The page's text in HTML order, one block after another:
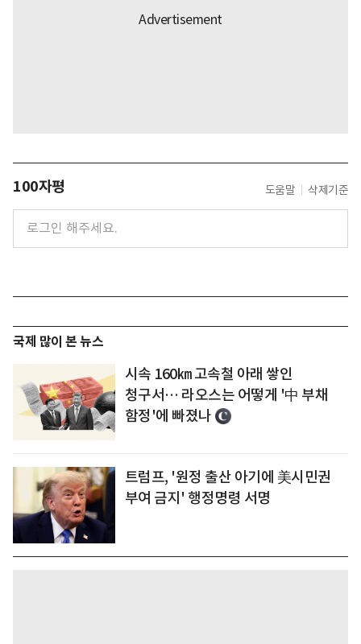
100자평 도움말 삭제기준
국제 많이 본 뉴스
시속 160㎞ 고속철 아래 쌓인
청구서… 라오스는 어떻게 '中 부채
함정'에 빠졌나
트럼프, '원정 출산 아기에 美시민권
부여 금지' 행정명령 서명